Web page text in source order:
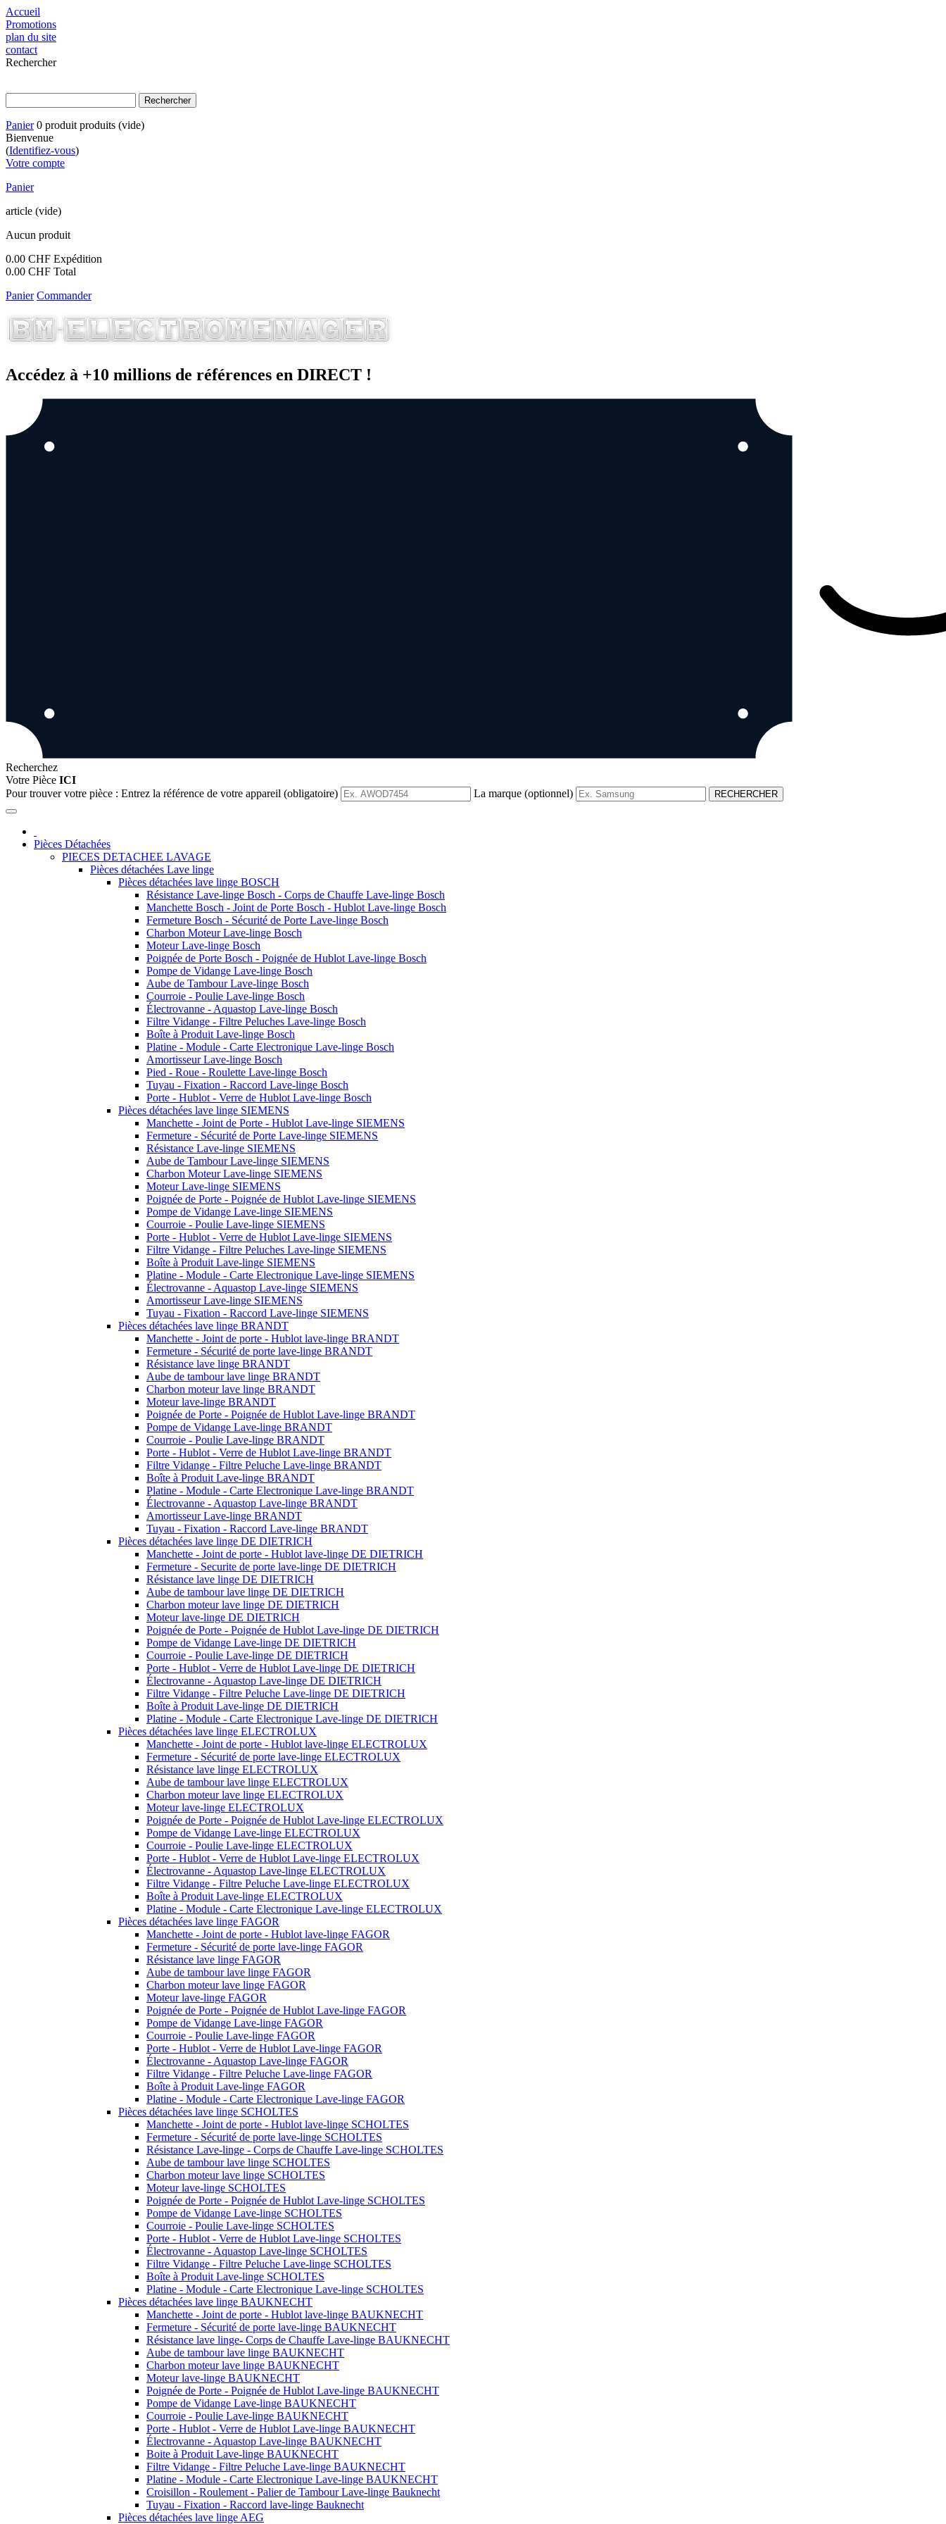
Accueil
Promotions
plan du site
contact
Rechercher
Panier 0 produit produits (vide)
Bienvenue
(Identifiez-vous)
Votre compte
Panier
article (vide)
Aucun produit
0.00 CHF Expédition
0.00 CHF Total
Panier Commander
Accédez à +10 millions de références en DIRECT !
Recherchez
Votre Pièce ICI
Pour trouver votre pièce : Entrez la référence de votre appareil (obligatoire) La marque (optionnel) RECHERCHER
Pièces Détachées
PIECES DETACHEE LAVAGE
Pièces détachées Lave linge
Pièces détachées lave linge BOSCH
Résistance Lave-linge Bosch - Corps de Chauffe Lave-linge Bosch
Manchette Bosch - Joint de Porte Bosch - Hublot Lave-linge Bosch
Fermeture Bosch - Sécurité de Porte Lave-linge Bosch
Charbon Moteur Lave-linge Bosch
Moteur Lave-linge Bosch
Poignée de Porte Bosch - Poignée de Hublot Lave-linge Bosch
Pompe de Vidange Lave-linge Bosch
Aube de Tambour Lave-linge Bosch
Courroie - Poulie Lave-linge Bosch
Électrovanne - Aquastop Lave-linge Bosch
Filtre Vidange - Filtre Peluches Lave-linge Bosch
Boîte à Produit Lave-linge Bosch
Platine - Module - Carte Electronique Lave-linge Bosch
Amortisseur Lave-linge Bosch
Pied - Roue - Roulette Lave-linge Bosch
Tuyau - Fixation - Raccord Lave-linge Bosch
Porte - Hublot - Verre de Hublot Lave-linge Bosch
Pièces détachées lave linge SIEMENS
Manchette - Joint de Porte - Hublot Lave-linge SIEMENS
Fermeture - Sécurité de Porte Lave-linge SIEMENS
Résistance Lave-linge SIEMENS
Aube de Tambour Lave-linge SIEMENS
Charbon Moteur Lave-linge SIEMENS
Moteur Lave-linge SIEMENS
Poignée de Porte - Poignée de Hublot Lave-linge SIEMENS
Pompe de Vidange Lave-linge SIEMENS
Courroie - Poulie Lave-linge SIEMENS
Porte - Hublot - Verre de Hublot Lave-linge SIEMENS
Filtre Vidange - Filtre Peluches Lave-linge SIEMENS
Boîte à Produit Lave-linge SIEMENS
Platine - Module - Carte Electronique Lave-linge SIEMENS
Électrovanne - Aquastop Lave-linge SIEMENS
Amortisseur Lave-linge SIEMENS
Tuyau - Fixation - Raccord Lave-linge SIEMENS
Pièces détachées lave linge BRANDT
Manchette - Joint de porte - Hublot lave-linge BRANDT
Fermeture - Sécurité de porte lave-linge BRANDT
Résistance lave linge BRANDT
Aube de tambour lave linge BRANDT
Charbon moteur lave linge BRANDT
Moteur lave-linge BRANDT
Poignée de Porte - Poignée de Hublot Lave-linge BRANDT
Pompe de Vidange Lave-linge BRANDT
Courroie - Poulie Lave-linge BRANDT
Porte - Hublot - Verre de Hublot Lave-linge BRANDT
Filtre Vidange - Filtre Peluche Lave-linge BRANDT
Boîte à Produit Lave-linge BRANDT
Platine - Module - Carte Electronique Lave-linge BRANDT
Électrovanne - Aquastop Lave-linge BRANDT
Amortisseur Lave-linge BRANDT
Tuyau - Fixation - Raccord Lave-linge BRANDT
Pièces détachées lave linge DE DIETRICH
Manchette - Joint de porte - Hublot lave-linge DE DIETRICH
Fermeture - Securite de porte lave-linge DE DIETRICH
Résistance lave linge DE DIETRICH
Aube de tambour lave linge DE DIETRICH
Charbon moteur lave linge DE DIETRICH
Moteur lave-linge DE DIETRICH
Poignée de Porte - Poignée de Hublot Lave-linge DE DIETRICH
Pompe de Vidange Lave-linge DE DIETRICH
Courroie - Poulie Lave-linge DE DIETRICH
Porte - Hublot - Verre de Hublot Lave-linge DE DIETRICH
Électrovanne - Aquastop Lave-linge DE DIETRICH
Filtre Vidange - Filtre Peluche Lave-linge DE DIETRICH
Boîte à Produit Lave-linge DE DIETRICH
Platine - Module - Carte Electronique Lave-linge DE DIETRICH
Pièces détachées lave linge ELECTROLUX
Manchette - Joint de porte - Hublot lave-linge ELECTROLUX
Fermeture - Sécurité de porte lave-linge ELECTROLUX
Résistance lave linge ELECTROLUX
Aube de tambour lave linge ELECTROLUX
Charbon moteur lave linge ELECTROLUX
Moteur lave-linge ELECTROLUX
Poignée de Porte - Poignée de Hublot Lave-linge ELECTROLUX
Pompe de Vidange Lave-linge ELECTROLUX
Courroie - Poulie Lave-linge ELECTROLUX
Porte - Hublot - Verre de Hublot Lave-linge ELECTROLUX
Électrovanne - Aquastop Lave-linge ELECTROLUX
Filtre Vidange - Filtre Peluche Lave-linge ELECTROLUX
Boîte à Produit Lave-linge ELECTROLUX
Platine - Module - Carte Electronique Lave-linge ELECTROLUX
Pièces détachées lave linge FAGOR
Manchette - Joint de porte - Hublot lave-linge FAGOR
Fermeture - Sécurité de porte lave-linge FAGOR
Résistance lave linge FAGOR
Aube de tambour lave linge FAGOR
Charbon moteur lave linge FAGOR
Moteur lave-linge FAGOR
Poignée de Porte - Poignée de Hublot Lave-linge FAGOR
Pompe de Vidange Lave-linge FAGOR
Courroie - Poulie Lave-linge FAGOR
Porte - Hublot - Verre de Hublot Lave-linge FAGOR
Électrovanne - Aquastop Lave-linge FAGOR
Filtre Vidange - Filtre Peluche Lave-linge FAGOR
Boîte à Produit Lave-linge FAGOR
Platine - Module - Carte Electronique Lave-linge FAGOR
Pièces détachées lave linge SCHOLTES
Manchette - Joint de porte - Hublot lave-linge SCHOLTES
Fermeture - Sécurité de porte lave-linge SCHOLTES
Résistance Lave-linge - Corps de Chauffe Lave-linge SCHOLTES
Aube de tambour lave linge SCHOLTES
Charbon moteur lave linge SCHOLTES
Moteur lave-linge SCHOLTES
Poignée de Porte - Poignée de Hublot Lave-linge SCHOLTES
Pompe de Vidange Lave-linge SCHOLTES
Courroie - Poulie Lave-linge SCHOLTES
Porte - Hublot - Verre de Hublot Lave-linge SCHOLTES
Électrovanne - Aquastop Lave-linge SCHOLTES
Filtre Vidange - Filtre Peluche Lave-linge SCHOLTES
Boîte à Produit Lave-linge SCHOLTES
Platine - Module - Carte Electronique Lave-linge SCHOLTES
Pièces détachées lave linge BAUKNECHT
Manchette - Joint de porte - Hublot lave-linge BAUKNECHT
Fermeture - Sécurité de porte lave-linge BAUKNECHT
Résistance lave linge- Corps de Chauffe Lave-linge BAUKNECHT
Aube de tambour lave linge BAUKNECHT
Charbon moteur lave linge BAUKNECHT
Moteur lave-linge BAUKNECHT
Poignée de Porte - Poignée de Hublot Lave-linge BAUKNECHT
Pompe de Vidange Lave-linge BAUKNECHT
Courroie - Poulie Lave-linge BAUKNECHT
Porte - Hublot - Verre de Hublot Lave-linge BAUKNECHT
Électrovanne - Aquastop Lave-linge BAUKNECHT
Boite à Produit Lave-linge BAUKNECHT
Filtre Vidange - Filtre Peluche Lave-linge BAUKNECHT
Platine - Module - Carte Electronique Lave-linge BAUKNECHT
Croisillon - Roulement - Palier de Tambour Lave-linge Bauknecht
Tuyau - Fixation - Raccord lave-linge Bauknecht
Pièces détachées lave linge AEG